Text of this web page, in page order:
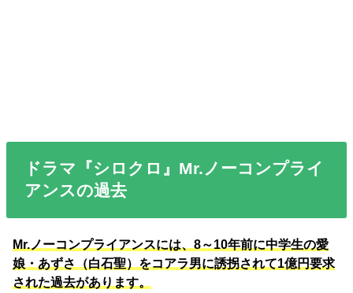
ドラマ『シロクロ』Mr.ノーコンプライ
アンスの過去
Mr.ノーコンプライアンスには、8～10年前に中学生の愛
娘・あずさ（白石聖）をコアラ男に誘拐されて1億円要求
された過去があります。